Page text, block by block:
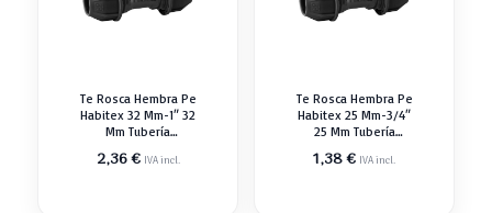
Te Rosca Hembra Pe
Habitex 32 Mm-1″ 32
Mm Tubería
2,36€ IVA incl.
Te Rosca Hembra Pe
Habitex 25 Mm-3/4″
25 Mm Tubería
1,38€ IVA incl.